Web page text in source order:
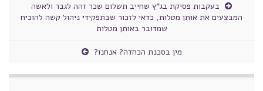
בעקבות פסיקת בג"ץ שחייב תשלום שכר זהה לגבר ולאשה
המבצעים את אותן מטלות, כדאי לזכור שבתפקידי ניהול קשה להוכיח
שמדובר באותן מטלות
מין בסכנת הכחדה? אנחנו?